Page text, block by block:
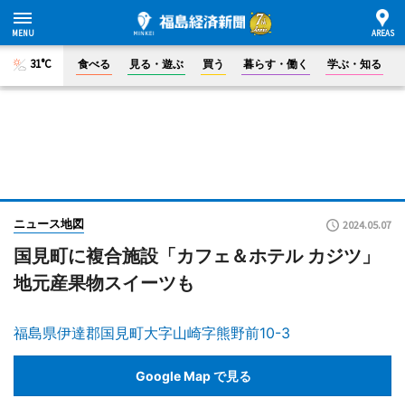
31°C 食べる 見る・遊ぶ 買う 暮らす・働く 学ぶ・知る
ニュース地図 2024.05.07
国見町に複合施設「カフェ＆ホテル カジツ」
地元産果物スイーツも
福島県伊達郡国見町大字山崎字熊野前10-3
Google Map で見る